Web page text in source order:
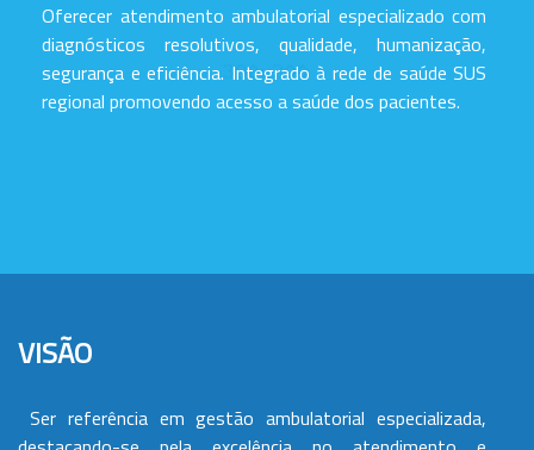
Oferecer atendimento ambulatorial especializado com
diagnósticos resolutivos, qualidade, humanização,
segurança e eficiência. Integrado à rede de saúde SUS
regional promovendo acesso a saúde dos pacientes.
VISÃO
Ser referência em gestão ambulatorial especializada,